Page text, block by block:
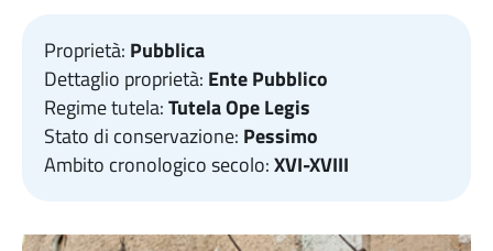
Proprietà: Pubblica
Dettaglio proprietà: Ente Pubblico
Regime tutela:Tutela Ope Legis
Stato di conservazione: Pessimo
Ambito cronologico secolo:XVI-XVIII